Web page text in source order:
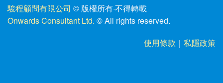
駿程顧問有限公司 © 版權所有·不得轉載
Onwards Consultant Ltd. © All rights reserved.
使用條款 ｜ 私隱政策